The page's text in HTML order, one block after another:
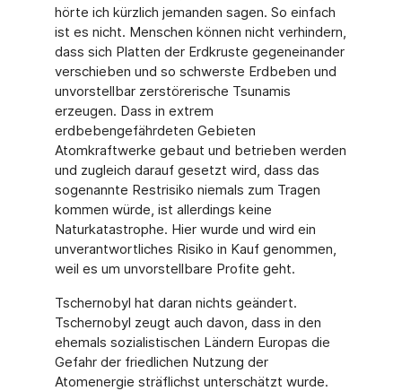
hörte ich kürzlich jemanden sagen. So einfach
ist es nicht. Menschen können nicht verhindern,
dass sich Platten der Erdkruste gegeneinander
verschieben und so schwerste Erdbeben und
unvorstellbar zerstörerische Tsunamis
erzeugen. Dass in extrem
erdbebengefährdeten Gebieten
Atomkraftwerke gebaut und betrieben werden
und zugleich darauf gesetzt wird, dass das
sogenannte Restrisiko niemals zum Tragen
kommen würde, ist allerdings keine
Naturkatastrophe. Hier wurde und wird ein
unverantwortliches Risiko in Kauf genommen,
weil es um unvorstellbare Profite geht.
Tschernobyl hat daran nichts geändert.
Tschernobyl zeugt auch davon, dass in den
ehemals sozialistischen Ländern Europas die
Gefahr der friedlichen Nutzung der
Atomenergie sträflichst unterschätzt wurde.